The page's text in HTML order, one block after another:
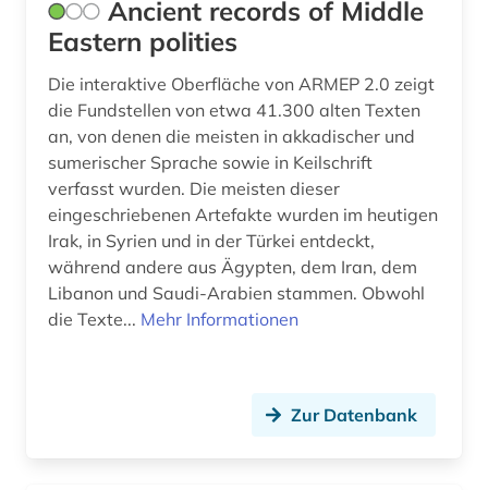
Ancient records of Middle
Eastern polities
Die interaktive Oberfläche von ARMEP 2.0 zeigt
die Fundstellen von etwa 41.300 alten Texten
an, von denen die meisten in akkadischer und
sumerischer Sprache sowie in Keilschrift
verfasst wurden. Die meisten dieser
eingeschriebenen Artefakte wurden im heutigen
Irak, in Syrien und in der Türkei entdeckt,
während andere aus Ägypten, dem Iran, dem
Libanon und Saudi-Arabien stammen. Obwohl
die Texte... Mehr Informationen
Zur Datenbank